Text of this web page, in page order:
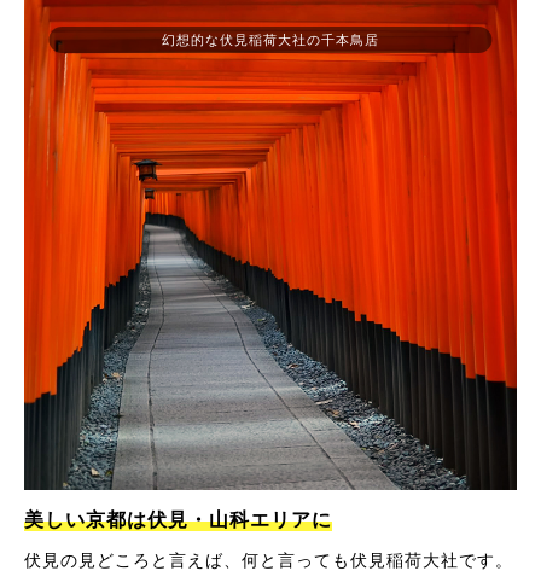
美しい京都は伏見・山科エリアに
伏見の見どころと言えば、何と言っても伏見稲荷大社です。
幻想的な伏見稲荷大社の千本鳥居